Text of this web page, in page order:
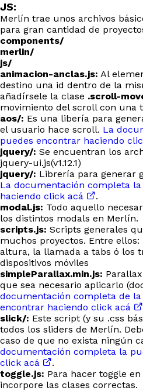
JS:
Merlín trae unos archivos
para gran cantidad de
components/
merlin/
js/
animacion-anclas.js: Al
destino una id dentro de la
añadírsele la clase .scroll-
movimiento del scroll con una
aos/: Es una libería para
el usuario hace scroll. La
puedes encontrar haciendo
jquery/: Se encuentran los
jquery-ui.js(v1.12.1)
jquery/: Librería para generar
La documentación completa
haciendo click acá
.
modal.js: Todo aquello
los distintos modals en Merlín.
scripts.js: Scripts generales
muchos proyectos. Entre
altura, la llamada a tabs ó los
dispositivos móviles
simpleParallax.min.js:
que sea necesario aplicarlo
documentación completa de
encontrar haciendo click acá
slick/: Este script (y su .css
todos los sliders de Merlín.
caso de que no exista ningún
documentación completa la
click acá
.
toggle.js: Para hacer toggle
incorpore las clases correctas.